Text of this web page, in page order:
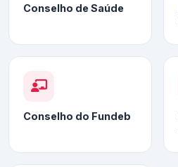
Conselho de Saúde
Conselho do Fundeb